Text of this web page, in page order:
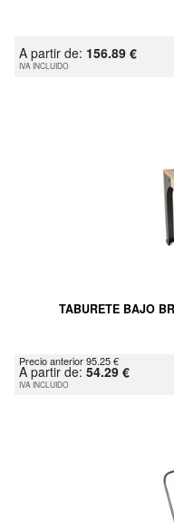
A partir de: 156.89 €
IVA INCLUIDO
TABURETE BAJO
Precio anterior 95.25 €
A partir de: 54.29 €
IVA INCLUIDO